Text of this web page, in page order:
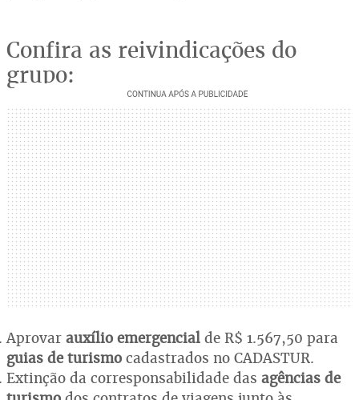
Confira as reivindicações do
grupo:
Aprovar auxílio emergencial de R$ 1.567,50 para
guias de turismo cadastrados no CADASTUR.
Extinção da corresponsabilidade das agências de